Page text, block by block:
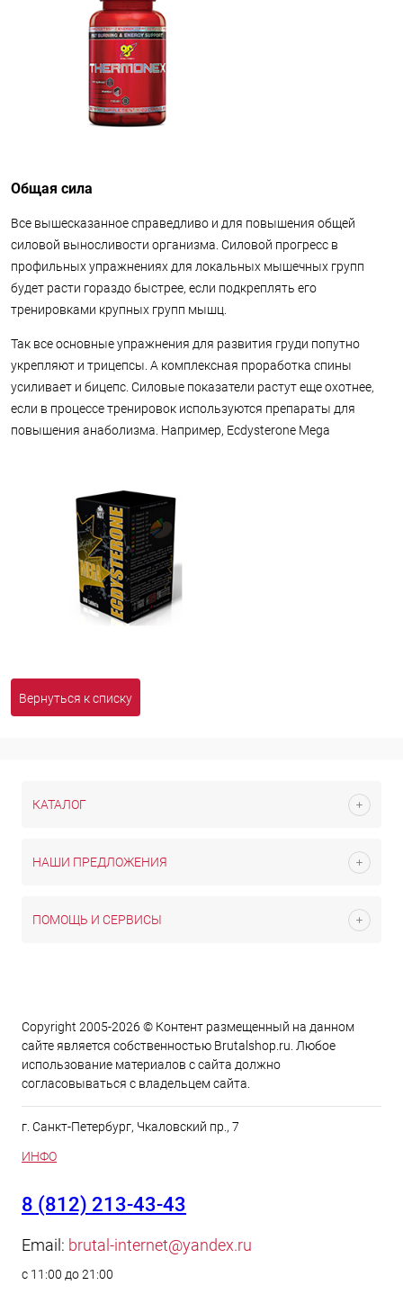
Общая сила
Все вышесказанное справедливо и для повышения общей
силовой выносливости организма. Силовой прогресс в
профильных упражнениях для локальных мышечных групп
будет расти гораздо быстрее, если подкреплять его
тренировками крупных групп мышц.
Так все основные упражнения для развития груди попутно
укрепляют и трицепсы. А комплексная проработка спины
усиливает и бицепс. Силовые показатели растут еще охотнее,
если в процессе тренировок используются препараты для
повышения анаболизма. Например, Ecdysterone Mega
Вернуться к списку
КАТАЛОГ
НАШИ ПРЕДЛОЖЕНИЯ
ПОМОЩЬ И СЕРВИСЫ
Copyright 2005-2026 © Контент размещенный на данном
сайте является cобственностью Brutalshop.ru. Любое
использование материалов с сайта должно
согласовываться с владельцем сайта.
г. Санкт-Петербург, Чкаловский пр., 7
ИНФО
8 (812) 213-43-43
Email: brutal-internet@yandex.ru
с 11:00 до 21:00